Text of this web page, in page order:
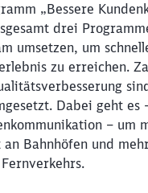
„Bessere
drei
umsetzen, um
zu erreichen.
Dabei geht es
– um
an Bahnhöfen und